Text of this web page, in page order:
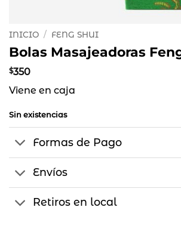
INICIO / FENG SHUI
Bolas Masajeadoras
$350
Viene en caja
Sin existencias
Formas de Pago
Envíos
Retiros en local